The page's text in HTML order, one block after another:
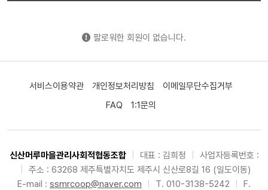
팔로워한 회원이 없습니다.
서비스이용약관 개인정보처리방침
이메일무단수집거부
FAQ
1:1문의
신산머루마을관리사회적협동조합 대표 : 김희정
사업자등록번호 :
주소 : 63268 제주특별자치도 제주시 신산로8길 16 (일도이동)
E-mail : ssmrcoop@naver.com T. 010-3138-5242
F.